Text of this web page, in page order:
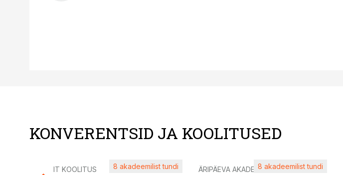
KONVERENTSID JA KOOLITUSED
IT KOOLITUS 8 akadeemilist tundi ÄRIPÄEVA AKADEEMIA8 akadeemilist tundi